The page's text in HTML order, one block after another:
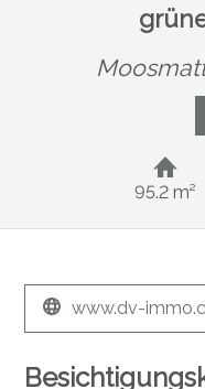
95.2 m²
www.dv-